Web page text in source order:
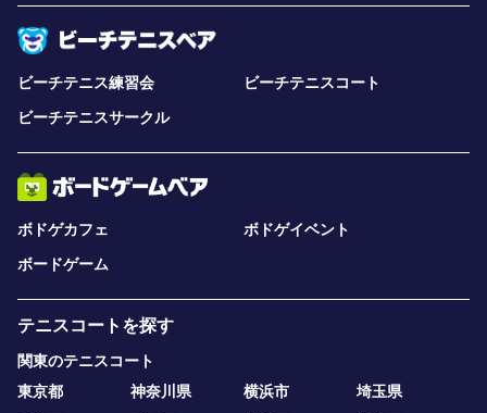
ビーチテニス練習会
ビーチテニスコート
ビーチテニスサークル
ボドゲカフェ
ボドゲイベント
ボードゲーム
テニスコートを探す
関東のテニスコート
東京都
神奈川県 横浜市
埼玉県